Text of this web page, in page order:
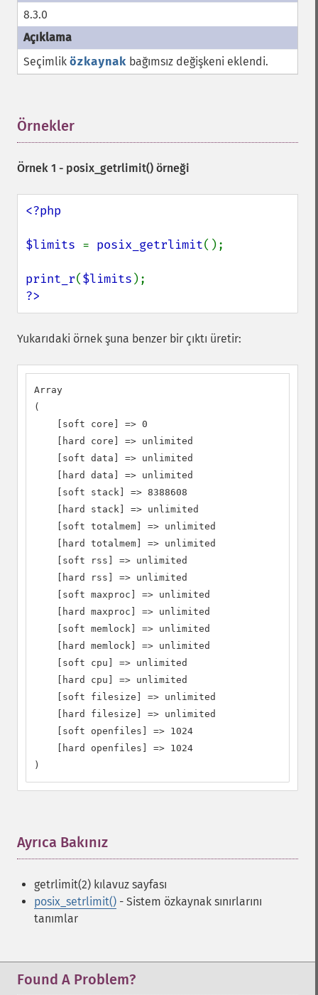
8.3.0
Seçimlik özkaynak bağımsız değişkeni eklendi.
Örnekler
Örnek 1 - posix_getrlimit() örneği
<?php
$limits = posix_getrlimit();
print_r($limits
?>
Yukarıdaki örnek şuna benzer bir çıktı üretir:
Array
(
    [soft core] => 0
    [hard core] => unlimited
    [soft data] => unlimited
    [hard data] => unlimited
    [soft stack] => 8388608
    [hard stack] => unlimited
    [soft totalmem] => unlimited
    [hard totalmem] => unlimited
    [soft rss] => unlimited
    [hard rss] => unlimited
    [soft maxproc] => unlimited
    [hard maxproc] => unlimited
    [soft memlock] => unlimited
    [hard memlock] => unlimited
    [soft cpu] => unlimited
    [hard cpu] => unlimited
    [soft filesize] => unlimited
    [hard filesize] => unlimited
    [soft openfiles] => 1024
    [hard openfiles] => 1024
)
Ayrıca Bakınız
getrlimit(2) kılavuz sayfası
posix_setrlimit() - Sistem özkaynak sınırlarını
tanımlar
Found A Problem?